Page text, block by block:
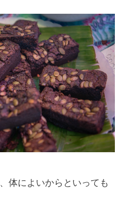
体によいからといっても